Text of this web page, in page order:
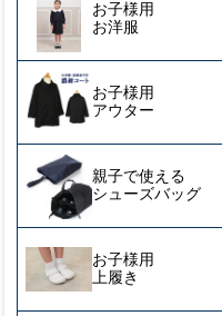
お子様用
お洋服
お子様用
アウター
親子で使える
シューズバッグ
お子様用
上履き